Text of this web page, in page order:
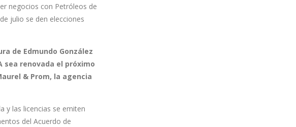
negocios con Petróleos de
julio se den elecciones
de Edmundo González
sea renovada el próximo
& Prom, la agencia
y las licencias se emiten
del Acuerdo de